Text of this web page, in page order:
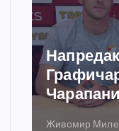
добија
грејања
Никола